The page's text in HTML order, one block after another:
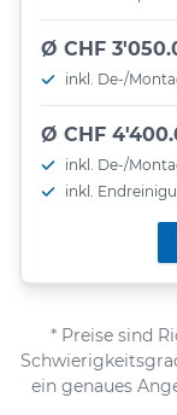
Ø CHF
inkl. De-/
Ø CHF
inkl. De-/
inkl.
* Preise sind
ein genaues